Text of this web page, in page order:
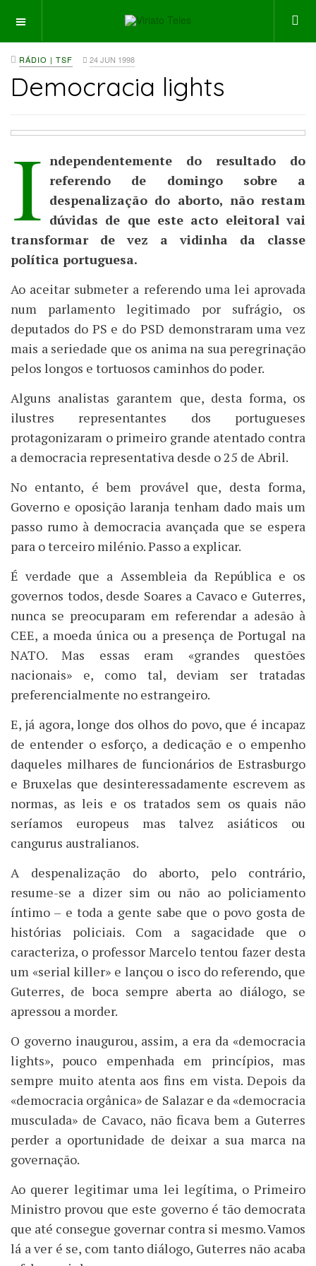
OFF CANVAS
RÁDIO | TSF 24 JUN 1998
Democracia lights
I ndependentemente do resultado do
referendo de domingo sobre a
despenalização do aborto, não restam
dúvidas de que este acto eleitoral vai
transformar de vez a vidinha da classe
política portuguesa.
Ao aceitar submeter a referendo uma lei aprovada
num parlamento legitimado por sufrágio, os
deputados do PS e do PSD demonstraram uma vez
mais a seriedade que os anima na sua peregrinação
pelos longos e tortuosos caminhos do poder.
Alguns analistas garantem que, desta forma, os
ilustres representantes dos portugueses
protagonizaram o primeiro grande atentado contra
a democracia representativa desde o 25 de Abril.
No entanto, é bem provável que, desta forma,
Governo e oposição laranja tenham dado mais um
passo rumo à democracia avançada que se espera
para o terceiro milénio. Passo a explicar.
É verdade que a Assembleia da República e os
governos todos, desde Soares a Cavaco e Guterres,
nunca se preocuparam em referendar a adesão à
CEE, a moeda única ou a presença de Portugal na
NATO. Mas essas eram «grandes questões
nacionais» e, como tal, deviam ser tratadas
preferencialmente no estrangeiro.
E, já agora, longe dos olhos do povo, que é incapaz
de entender o esforço, a dedicação e o empenho
daqueles milhares de funcionários de Estrasburgo
e Bruxelas que desinteressadamente escrevem as
normas, as leis e os tratados sem os quais não
seríamos europeus mas talvez asiáticos ou
cangurus australianos.
A despenalização do aborto, pelo contrário,
resume-se a dizer sim ou não ao policiamento
íntimo – e toda a gente sabe que o povo gosta de
histórias policiais. Com a sagacidade que o
caracteriza, o professor Marcelo tentou fazer desta
um «serial killer» e lançou o isco do referendo, que
Guterres, de boca sempre aberta ao diálogo, se
apressou a morder.
O governo inaugurou, assim, a era da «democracia
lights», pouco empenhada em princípios, mas
sempre muito atenta aos fins em vista. Depois da
«democracia orgânica» de Salazar e da «democracia
musculada» de Cavaco, não ficava bem a Guterres
perder a oportunidade de deixar a sua marca na
governação.
Ao querer legitimar uma lei legítima, o Primeiro
Ministro provou que este governo é tão democrata
que até consegue governar contra si mesmo. Vamos
lá a ver é se, com tanto diálogo, Guterres não acaba